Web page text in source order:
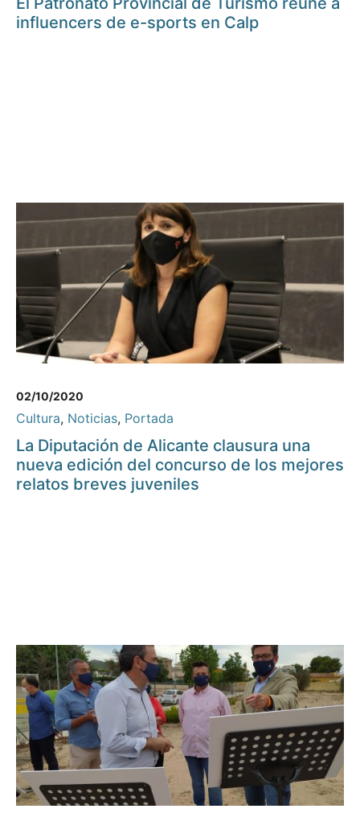
influencers de e-sports en Calp
02/10/2020
Cultura, Noticias, Portada
La Diputación de Alicante clausura una
nueva edición del concurso de los mejores
relatos breves juveniles